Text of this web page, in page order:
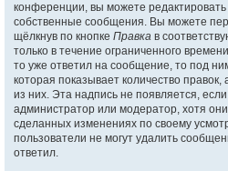
конференции, вы можете редактировать
собственные сообщения. Вы можете
щёлкнув по кнопке Правка в
только в течение ограниченного
то уже ответил на сообщение, то под
которая показывает количество
из них. Эта надпись не появляется,
администратор или модератор, хотя
сделанных изменениях по своему
пользователи не могут удалить
ответил.